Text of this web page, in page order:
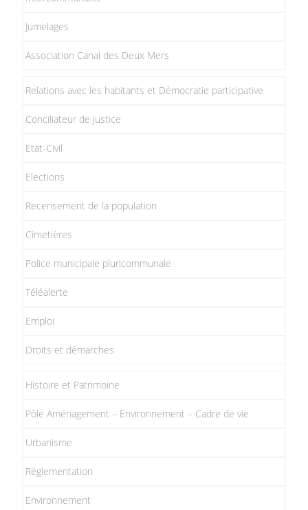
Jumelages
Association Canal des Deux Mers
Relations avec les habitants et Démocratie participative
Conciliateur de justice
Etat-Civil
Elections
Recensement de la population
Cimetières
Police municipale pluricommunale
Téléalerte
Emploi
Droits et démarches
Histoire et Patrimoine
Pôle Aménagement – Environnement – Cadre de vie
Urbanisme
Réglementation
Environnement